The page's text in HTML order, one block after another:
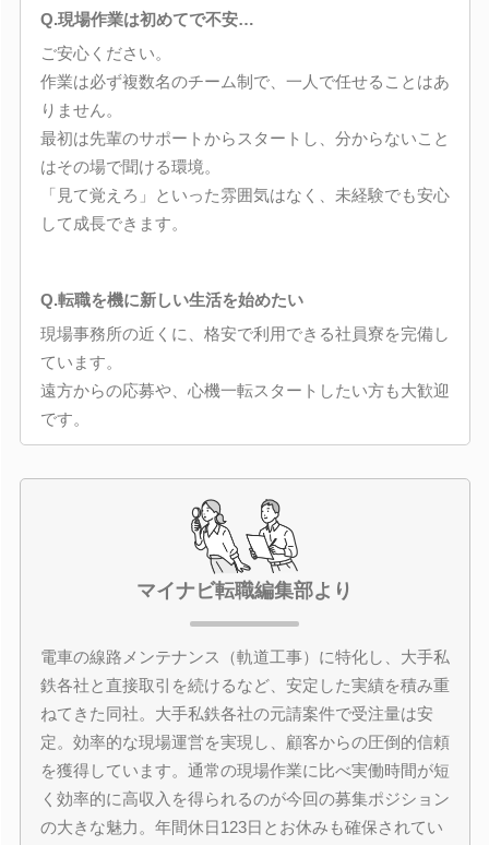
Q.現場作業は初めてで不安…
ご安心ください。
作業は必ず複数名のチーム制で、一人で任せることはあ
りません。
最初は先輩のサポートからスタートし、分からないこと
はその場で聞ける環境。
「見て覚えろ」といった雰囲気はなく、未経験でも安心
して成長できます。
Q.転職を機に新しい生活を始めたい
現場事務所の近くに、格安で利用できる社員寮を完備し
ています。
遠方からの応募や、心機一転スタートしたい方も大歓迎
です。
マイナビ転職編集部より
電車の線路メンテナンス（軌道工事）に特化し、大手私
鉄各社と直接取引を続けるなど、安定した実績を積み重
ねてきた同社。大手私鉄各社の元請案件で受注量は安
定。効率的な現場運営を実現し、顧客からの圧倒的信頼
を獲得しています。通常の現場作業に比べ実働時間が短
く効率的に高収入を得られるのが今回の募集ポジション
の大きな魅力。年間休日123日とお休みも確保されてい